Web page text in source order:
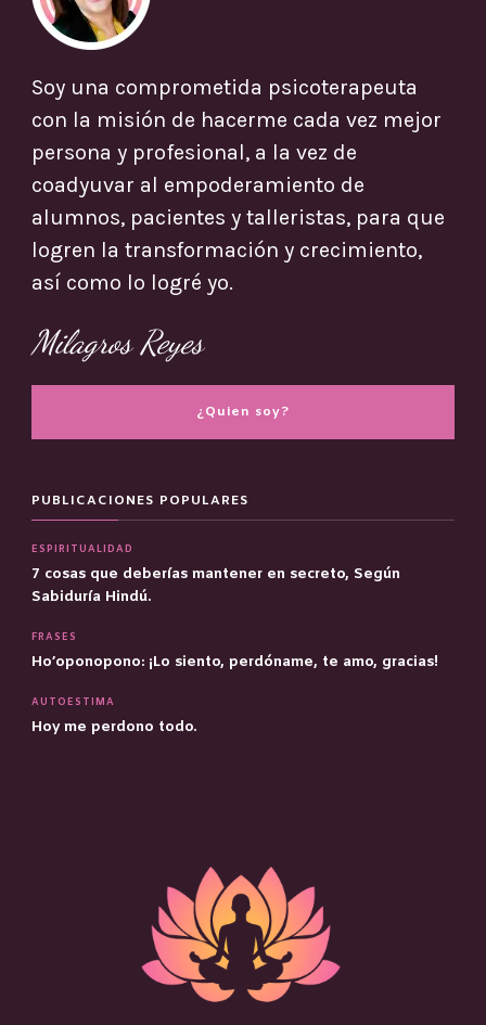
Soy una comprometida psicoterapeuta
con la misión de hacerme cada vez mejor
persona y profesional, a la vez de
coadyuvar al empoderamiento de
alumnos, pacientes y talleristas, para que
logren la transformación y crecimiento,
así como lo logré yo.
Milagros Reyes
¿Quien soy?
PUBLICACIONES POPULARES
ESPIRITUALIDAD
7 cosas que deberías mantener en secreto, Según
Sabiduría Hindú.
FRASES
Ho’oponopono: ¡Lo siento, perdóname, te amo, gracias!
AUTOESTIMA
Hoy me perdono todo.